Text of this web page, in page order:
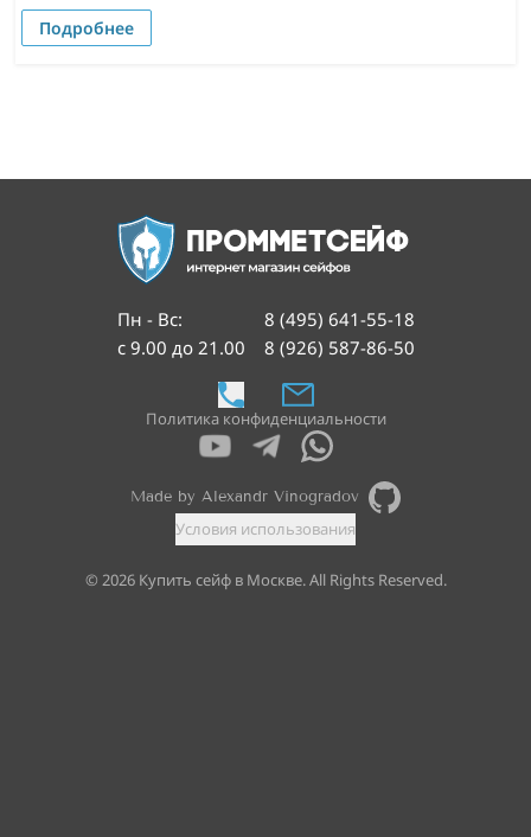
Подробнее
Пн - Вс:
с 9.00 до 21.00
8 (495) 641-55-18
8 (926) 587-86-50
Политика конфиденциальности
Условия использования
© 2026Купить сейф в Москве. All Rights Reserved.
Made by Alexandr Vinogradov